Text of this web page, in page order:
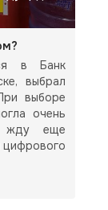
в Банк
выбрал
выборе
очень
жду еще
цифрового